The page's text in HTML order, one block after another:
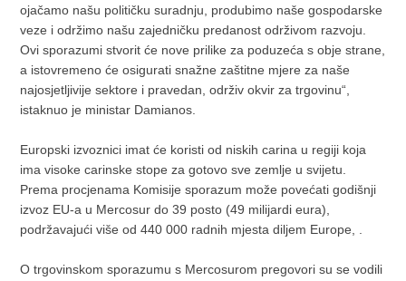
ojačamo našu političku suradnju, produbimo naše gospodarske
veze i održimo našu zajedničku predanost održivom razvoju.
Ovi sporazumi stvorit će nove prilike za poduzeća s obje strane,
a istovremeno će osigurati snažne zaštitne mjere za naše
najosjetljivije sektore i pravedan, održiv okvir za trgovinu“,
istaknuo je ministar Damianos.
Europski izvoznici imat će koristi od niskih carina u regiji koja
ima visoke carinske stope za gotovo sve zemlje u svijetu.
Prema procjenama Komisije sporazum može povećati godišnji
izvoz EU-a u Mercosur do 39 posto (49 milijardi eura),
podržavajući više od 440 000 radnih mjesta diljem Europe, .
O trgovinskom sporazumu s Mercosurom pregovori su se vodili